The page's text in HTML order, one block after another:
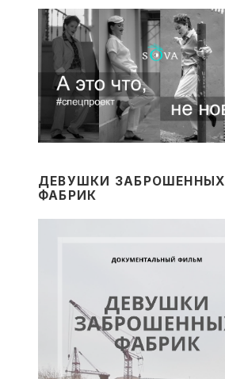
ДЕВУШКИ ЗАБРОШЕННЫХ
ФАБРИК